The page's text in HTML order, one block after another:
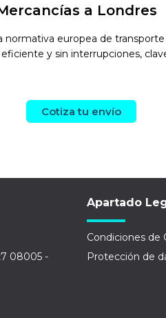
a Londres
europea de
y sin interrupciones,
Cotiza tu envío
08005 -
Apartado
Condiciones de
Protección de